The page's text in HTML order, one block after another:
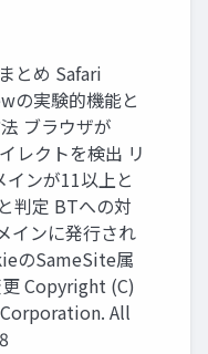
とめ Safari
の実験的機能と
ブラウザが
レクトを検出 リ
ンが11以上と
判定 BTへの対
インに発⾏され
のSameSite属
Copyright (C)
All